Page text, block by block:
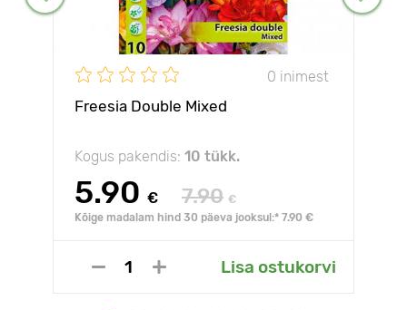
0 inimest
Freesia Double Mixed
Kogus pakendis: 10 tükk.
5.90 € 7.90 €
Kõige madalam hind 30 päeva jooksul:* 7.90 €
Lisa ostukorvi